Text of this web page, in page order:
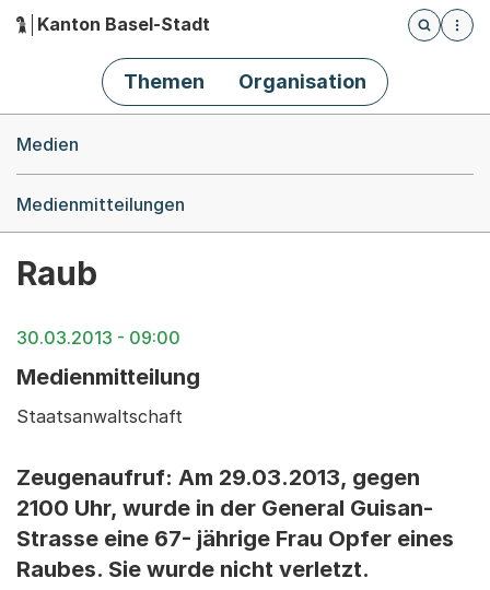
Hauptnavigation
Kanton Basel-Stadt
Öffnet
Themen Organisation
Medien
Medienmitteilungen
Raub
30.03.2013 - 09:00
Medienmitteilung
Staatsanwaltschaft
Zeugenaufruf: Am 29.03.2013, gegen
2100 Uhr, wurde in der General Guisan-
Strasse eine 67- jährige Frau Opfer eines
Raubes. Sie wurde nicht verletzt.